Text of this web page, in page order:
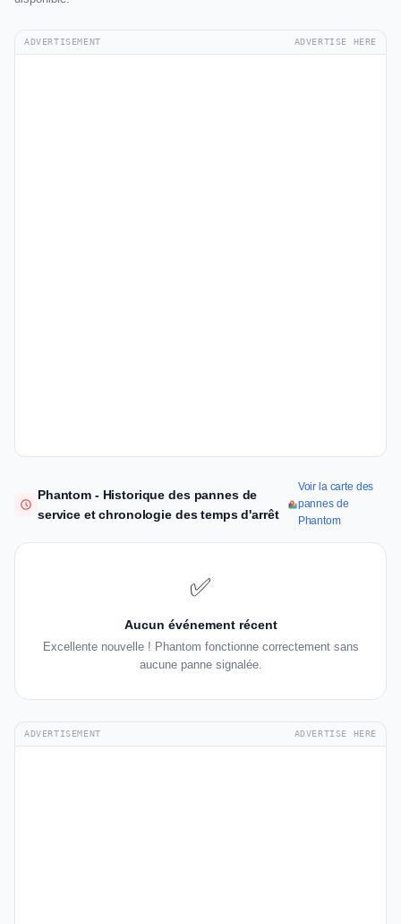
ADVERTISEMENT ADVERTISE HERE
Phantom - Historique des pannes de
service et chronologie des temps d'arrêt
Voir la carte des
pannes de
Phantom
✅
Aucun événement récent
Excellente nouvelle ! Phantom fonctionne correctement sans
aucune panne signalée.
ADVERTISEMENT ADVERTISE HERE